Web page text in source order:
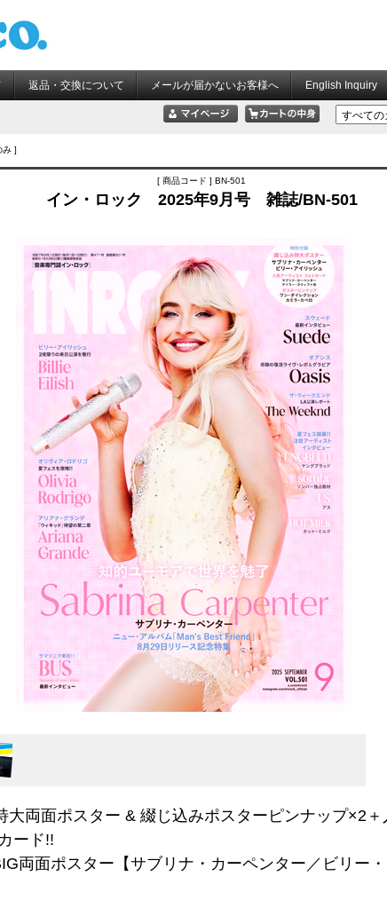
返品・交換について メールが届かないお客様へ English Inquiry
み ]
[ 商品コード ] BN-501
イン・ロック 2025年9月号 雑誌/BN-501
両面ポスター & 綴じ込みポスターピンナップ×2＋
ード!!
両面ポスター【サブリナ・カーペンター／ビリー